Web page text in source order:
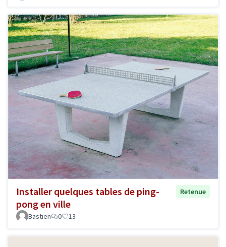
Installer quelques tables de ping-
pong en ville
Retenue
Bastien 0 13